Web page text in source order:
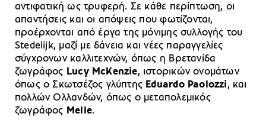
αντιφατική ως τρυφερή. Σε κάθε περίπτωση, οι
απαντήσεις και οι απόψεις που φωτίζονται,
προέρχονται από έργα της μόνιμης συλλογής του
Stedelijk, μαζί με δάνεια και νέες παραγγελίες
σύγχρονων καλλιτεχνών, όπως η Βρετανίδα
ζωγράφος Lucy McKenzie, ιστορικών ονομάτων
όπως ο Σκωτσέζος γλύπτης Eduardo Paolozzi, και
πολλών Ολλανδών, όπως ο μεταπολεμικός
ζωγράφος Melle.